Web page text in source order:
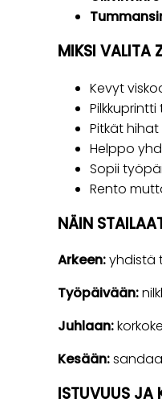
MIKSI VALITA
Kevyt
Pitkät
Helppo
Sopii
Rento
NÄIN
Arkeen:yhdistä
Työpäivään:
Juhlaan:
Kesään:
ISTUVUUS JA